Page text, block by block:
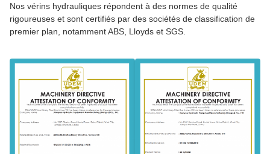
Nos vérins hydrauliques répondent à des normes de qualité
rigoureuses et sont certifiés par des sociétés de classification de
premier plan, notamment ABS, Lloyds et SGS.